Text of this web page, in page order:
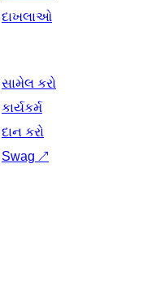
દાખલાઓ
સામેલ કરો
કાર્યકર્મ
દાન કરો
Swag ↗